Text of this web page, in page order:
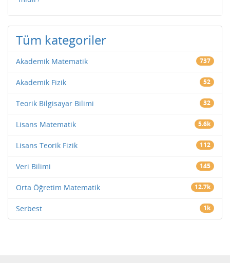
Tüm kategoriler
Akademik Matematik 737
Akademik Fizik 52
Teorik Bilgisayar Bilimi 32
Lisans Matematik 5.6k
Lisans Teorik Fizik 112
Veri Bilimi 145
Orta Öğretim Matematik 12.7k
Serbest 1k